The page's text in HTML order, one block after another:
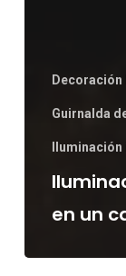
Decoración
Guirnalda
en un